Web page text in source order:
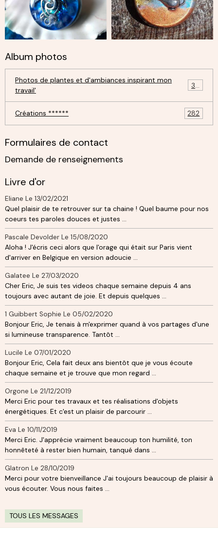
Album photos
Photos de plantes et d'ambiances inspirant mon
travail'
30
Créations ****** 282
Formulaires de contact
Demande de renseignements
Livre d'or
Eliane Le 13/02/2021
Quel plaisir de te retrouver sur ta chaine ! Quel baume pour nos
coeurs tes paroles douces et justes ...
Pascale Devolder Le 15/08/2020
Aloha ! J'écris ceci alors que l'orage qui était sur Paris vient
d'arriver en Belgique en version adoucie ...
Galatee Le 27/03/2020
Cher Eric, Je suis tes videos chaque semaine depuis 4 ans
toujours avec autant de joie. Et depuis quelques ...
1 Guibbert Sophie Le 05/02/2020
Bonjour Eric, Je tenais à m'exprimer quand à vos partages d'une
si lumineuse transparence. Tantôt ...
Lucile Le 07/01/2020
Bonjour Eric, Cela fait deux ans bientôt que je vous écoute
chaque semaine et je trouve que mon regard ...
Orgone Le 21/12/2019
Merci Eric pour tes travaux et tes réalisations d'objets
énergétiques. Et c'est un plaisir de parcourir ...
Eva Le 10/11/2019
Merci Eric. J'apprécie vraiment beaucoup ton humilité, ton
honnêteté à rester bien humain, tanqué dans ...
Glatron Le 28/10/2019
Merci pour votre bienveillance J'ai toujours beaucoup de plaisir à
vous écouter. Vous nous faites ...
TOUS LES MESSAGES